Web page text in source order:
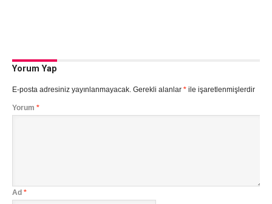
Yorum Yap
E-posta adresiniz yayınlanmayacak. Gerekli alanlar *ile işaretlenmişlerdir
Yorum *
Ad *